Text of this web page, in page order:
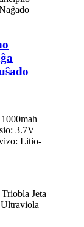
3.7V
Litio-